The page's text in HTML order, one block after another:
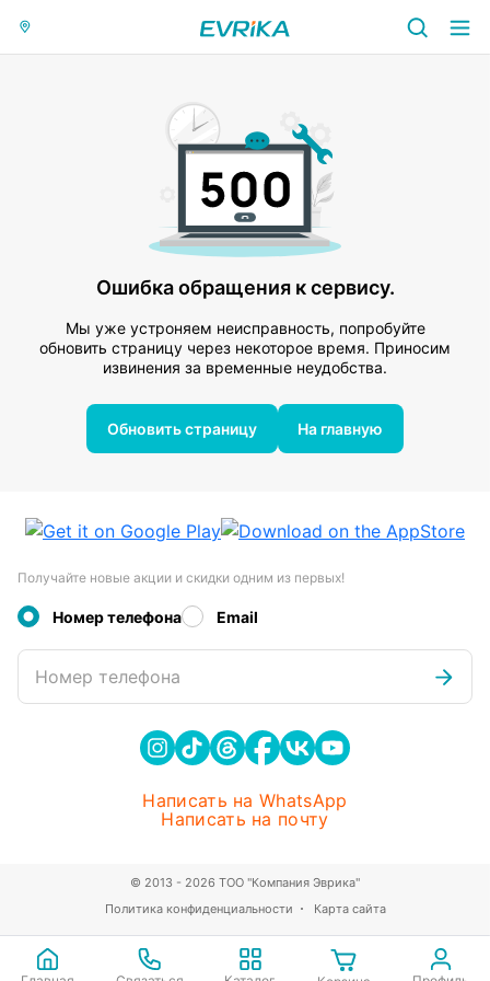
Ошибка обращения к сервису.
Мы уже устроняем неисправность, попробуйте
обновить страницу через некоторое время. Приносим
извинения за временные неудобства.
Обновить страницу На главную
Получайте новые акции и скидки одним из первых!
Номер телефона Email
Номер телефона
Написать на WhatsApp
Написать на почту
Политика конфиденциальности Карта сайта
© 2013 - 2026 ТОО "Компания Эврика"